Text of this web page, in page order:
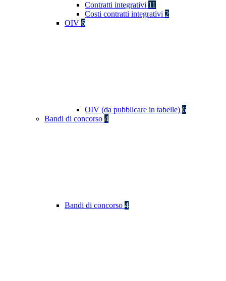
Contratti integrativi 11
Costi contratti integrativi 2
OIV 6
OIV (da pubblicare in tabelle) 6
Bandi di concorso 4
Bandi di concorso 4